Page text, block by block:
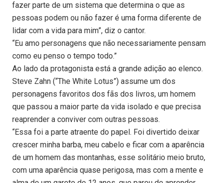
fazer parte de um sistema que determina o que as
pessoas podem ou não fazer é uma forma diferente de
lidar com a vida para mim”, diz o cantor.
“Eu amo personagens que não necessariamente pensam
como eu penso o tempo todo.”
Ao lado da protagonista está a grande adição ao elenco.
Steve Zahn (“The White Lotus”) assume um dos
personagens favoritos dos fãs dos livros, um homem
que passou a maior parte da vida isolado e que precisa
reaprender a conviver com outras pessoas.
“Essa foi a parte atraente do papel. Foi divertido deixar
crescer minha barba, meu cabelo e ficar com a aparência
de um homem das montanhas, esse solitário meio bruto,
com uma aparência quase perigosa, mas com a mente e